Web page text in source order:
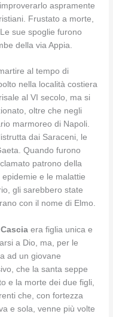
aspramente
Frustato a morte,
sue spoglie furono
della via Appia.
al tempo di
nella località costiera
risale al VI secolo, ma si
oltre che negli
marmoreo di Napoli.
dai Saraceni, le
Quando furono
patrono della
e le malattie
gli sarebbero state
con il nome di Elmo.
Casciaera figlia unica e
a Dio, ma, per le
ad un giovane
che la santa seppe
e la morte dei due figli,
che, con fortezza
e sola, venne più volte